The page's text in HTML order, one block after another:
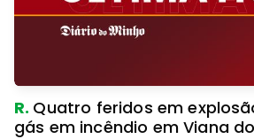
R. Quatro feridos em
gás em incêndio em Viana